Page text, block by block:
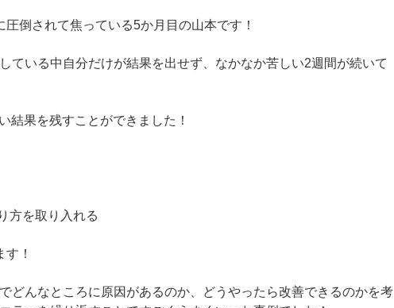
倒されて焦っている5か月目の山本です！
ている中自分だけが結果を出せず、なかなか苦しい2週間が続いて
結果を残すことができました！
方を取り入れる
！
どんなところに原因があるのか、どうやったら改善できるのかを考